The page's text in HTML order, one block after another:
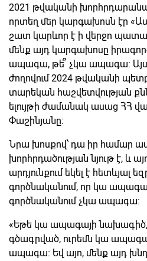
2021 թվականի
որտեղ մեր կարգախոսն էր
շատ կարևոր է ի վերջո
մենք այդ կարգախոսը
ապագա, թե՞ չկա ապագա: Այս
ժողովում 2024 թվականի
տարեկան հաշվետվության
ելույթի ժամանակ ասաց ՀՀ
Փաշինյանը:
Նրա խոսքով՝ դա իր համար
խորհրդածության նյութ է, և
արդյունքում եկել է հետևյալ
գործնականում, որ կա ապագա,
գործնականում չկա ապագա:
«Եթե կա ապագայի
գծագրված, ուրեմն կա ապագա,
ապագա։ Եվ այո, մենք այդ